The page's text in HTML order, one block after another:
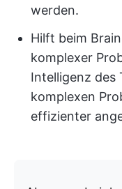
werden.
Hilft beim
komplexer
Intelligenz des
komplexen
effizienter